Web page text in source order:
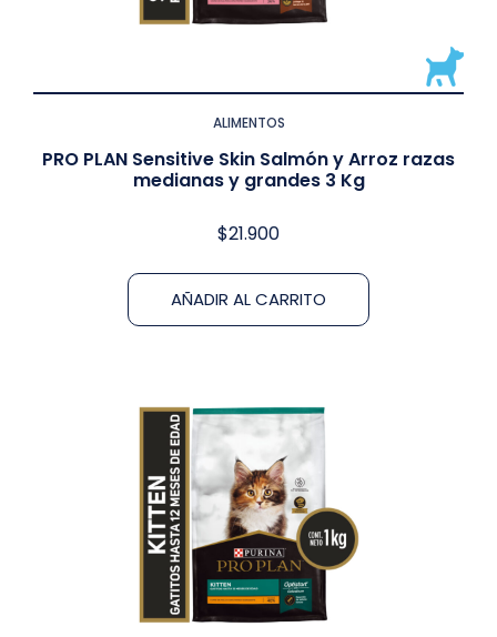
ALIMENTOS
PRO PLAN Sensitive Skin Salmón y Arroz razas
medianas y grandes 3 Kg
$21.900
AÑADIR AL CARRITO